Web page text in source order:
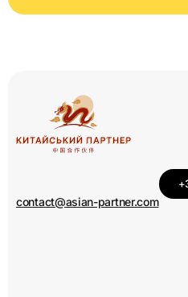
contact@asian-partner.com